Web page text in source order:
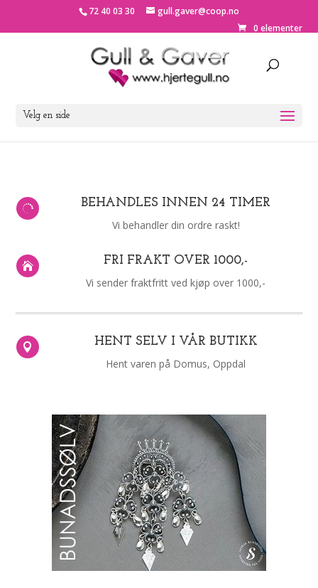
72 40 03 30
gull.gaver@coop.no
0 elementer
Velg en side

BEHANDLES INNEN 24 TIMER
Vi behandler din ordre raskt!

FRI FRAKT OVER 1000,-
Vi sender fraktfritt ved kjøp over 1000,-

HENT SELV I VÅR BUTIKK
Hent varen på Domus, Oppdal